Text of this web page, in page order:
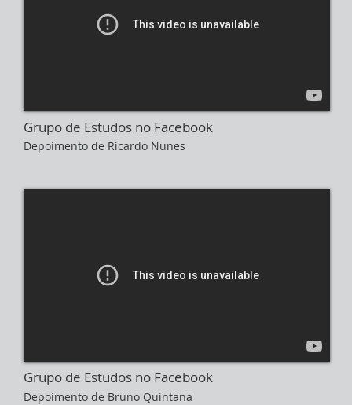
Grupo de Estudos no Facebook
Depoimento de Ricardo Nunes
Grupo de Estudos no Facebook
Depoimento de Bruno Quintana